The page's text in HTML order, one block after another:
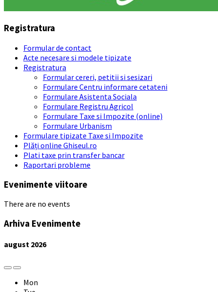
Registratura
Formular de contact
Acte necesare si modele tipizate
Registratura
Formular cereri, petitii si sesizari
Formulare Centru informare cetateni
Formulare Asistenta Sociala
Formulare Registru Agricol
Formulare Taxe si Impozite (online)
Formulare Urbanism
Formulare tipizate Taxe si Impozite
Plăți online Ghiseul.ro
Plati taxe prin transfer bancar
Raportari probleme
Evenimente viitoare
There are no events
Arhiva Evenimente
august 2026
Previous
Month
Next
Month
Mon